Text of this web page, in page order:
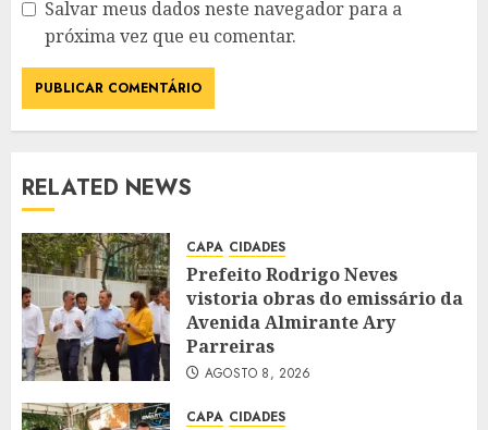
Salvar meus dados neste navegador para a
próxima vez que eu comentar.
RELATED NEWS
CAPA CIDADES
Prefeito Rodrigo Neves
vistoria obras do emissário da
Avenida Almirante Ary
Parreiras
AGOSTO 8, 2026
CAPA CIDADES